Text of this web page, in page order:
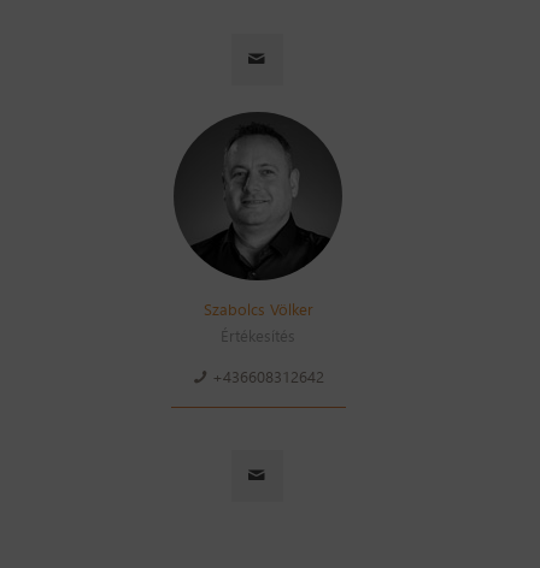
Szabolcs Völker
Értékesítés
+436608312642